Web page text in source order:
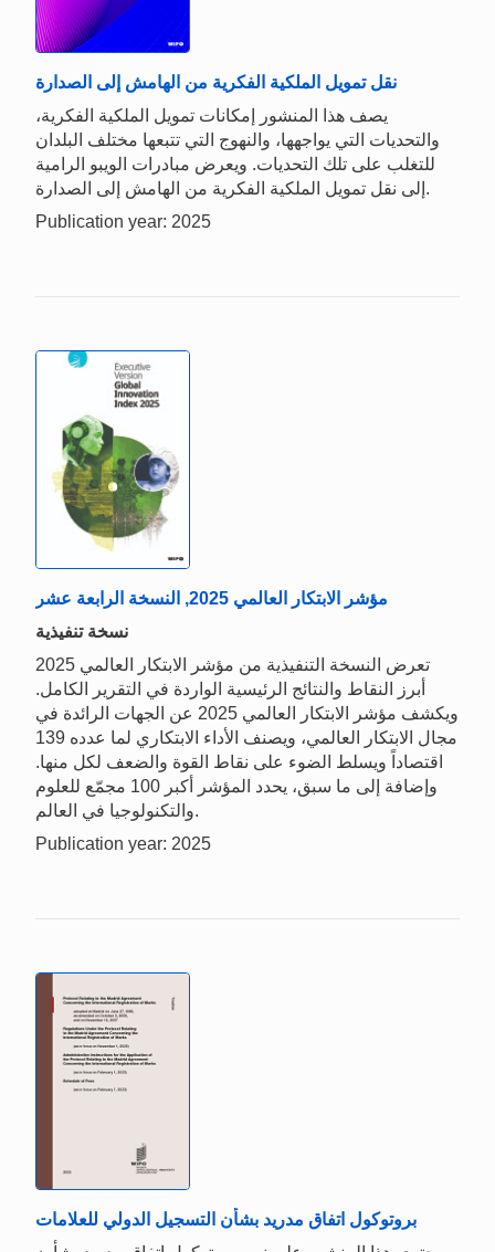
نقل تمويل الملكية الفكرية من الهامش إلى الصدارة
يصف هذا المنشور إمكانات تمويل الملكية الفكرية،
والتحديات التي يواجهها، والنهوج التي تتبعها مختلف البلدان
للتغلب على تلك التحديات. ويعرض مبادرات الويبو الرامية
إلى نقل تمويل الملكية الفكرية من الهامش إلى الصدارة.
Publication year: 2025
مؤشر الابتكار العالمي 2025, النسخة الرابعة عشر
نسخة تنفيذية
تعرض النسخة التنفيذية من مؤشر الابتكار العالمي 2025
أبرز النقاط والنتائج الرئيسية الواردة في التقرير الكامل.
ويكشف مؤشر الابتكار العالمي 2025 عن الجهات الرائدة في
مجال الابتكار العالمي، ويصنف الأداء الابتكاري لما عدده 139
اقتصاداً ويسلط الضوء على نقاط القوة والضعف لكل منها.
وإضافة إلى ما سبق، يحدد المؤشر أكبر 100 مجمّع للعلوم
والتكنولوجيا في العالم.
Publication year: 2025
بروتوكول اتفاق مدريد بشأن التسجيل الدولي للعلامات